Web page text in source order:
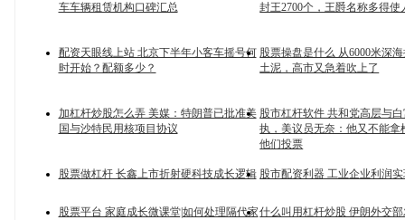
车车辆租赁机构口碑汇总
封王2700个，王爵名称多得使
配资天眼线上站 北京下半年小客车摇号何
时开始？配额多少？
股票操盘是什么 从6000米深
土泥，高市又急着吹上了
加杠杆炒股怎么弄 美媒：特朗普已批准美
国与沙特民用核项目协议
股市杠杆软件 共和党高层与
执，美议员无奈：他又不能拿
他们投票
股票做杠杆 长鑫上市折射硬科技成长逻辑 股市配资利器 工业企业利润
股票平台 家庭成长微课堂|如何处理隔代家什么叫用杠杆炒股 伊朗外交